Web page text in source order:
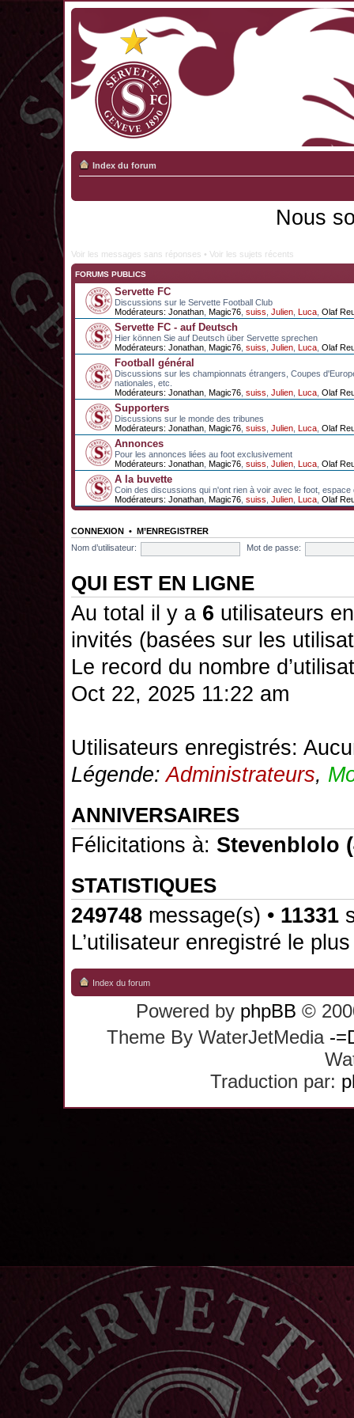
Index du forum
Nous
Voir les messages sans réponses • Voir les sujets récents
FORUMS PUBLICS
Servette FC
Discussions sur le Servette Football Club
Modérateurs: Jonathan Magic76 suiss Julien Luca Olaf
Servette FC - auf Deutsch
Hier können Sie auf Deutsch über Servette sprechen
Modérateurs: Jonathan Magic76 suiss Julien Luca Olaf
Football général
Discussions sur les championnats étrangers, Coupes
nationales, etc.
Modérateurs: Jonathan Magic76 suiss Julien Luca Olaf
Supporters
Discussions sur le monde des tribunes
Modérateurs: Jonathan Magic76 suiss Julien Luca Olaf
Annonces
Pour les annonces liées au foot exclusivement
Modérateurs: Jonathan Magic76 suiss Julien Luca Olaf
A la buvette
Coin des discussions qui n'ont rien à voir avec le foot, espace
Modérateurs: Jonathan Magic76 suiss Julien Luca Olaf
CONNEXION • M’ENREGISTRER
Nom d’utilisateur:
Mot de passe:
QUI EST EN LIGNE
Au total il y a 6 utilisateurs
invités (basées sur les
Le record du nombre
Oct 22, 2025 11:22 am
Utilisateurs enregistrés:
Légende:Administrateurs,
ANNIVERSAIRES
Félicitations à: Stevenblolo
STATISTIQUES
249748 message(s) • 11331
L’utilisateur enregistré le
Index du forum
Powered by phpBB ©
Theme By WaterJetMedia -
Traduction par: